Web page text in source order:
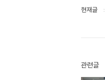
현재글
관련글